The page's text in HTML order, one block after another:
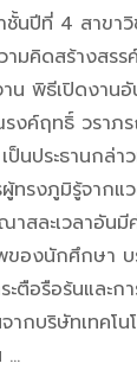
ปีที่ 4 สาขาวิ
ามคิดสร้างสร
น พิธีเปิดงานอั
รงค์ฤทธิ์ วรา
ป็นประธานกล่
ทรงภูมิรู้จากแ
สละเวลาอัน
องนักศึกษา บ
ตือรือร้นและก
กบริษัทเทคโน
…